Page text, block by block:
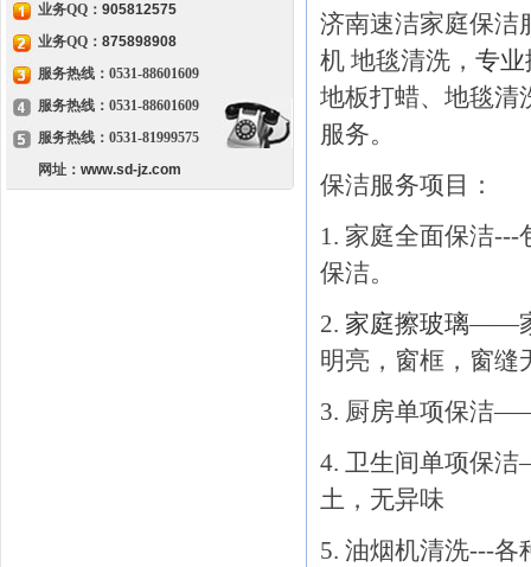
业务QQ： 905812575
业务QQ： 875898908
服务热线：0531-88601609
服务热线：0531-88601609
服务热线：0531-81999575
网址： www.sd-jz.com
济南速洁家庭保
机 地毯清洗， 专业
地板打蜡、地毯清
服务。
保洁服务项目：
1. 家庭全面保洁
保洁。
2. 家庭擦玻璃——家
明亮，窗框，窗缝
3. 厨房单项保洁
4. 卫生间单项保
土，无异味
5. 油烟机清洗---